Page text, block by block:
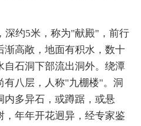
深约5米，称为"献殿"，前行
渐高敞，地面有积水，数十
自石洞下部流出洞外。绕潭
八层，人称"九棚楼"。洞
内多异石，或蹲踞，或悬
，年年开花迥异，经专家鉴